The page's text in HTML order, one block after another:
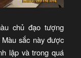
chủ đạo tượng
sắc này được
lập và trong quá